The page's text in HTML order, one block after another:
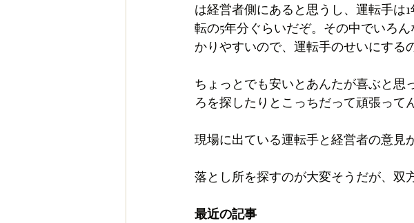
は経営者側にあると思うし、運転手は
転の5年分ぐらいだぞ。その中でいろ
かりやすいので、運転手のせいにする
ちょっとでも安いとあんたが喜ぶと思
ろを探したりとこっちだって頑張って
現場に出ている運転手と経営者の意見
落とし所を探すのが大変そうだが、双
最近の記事